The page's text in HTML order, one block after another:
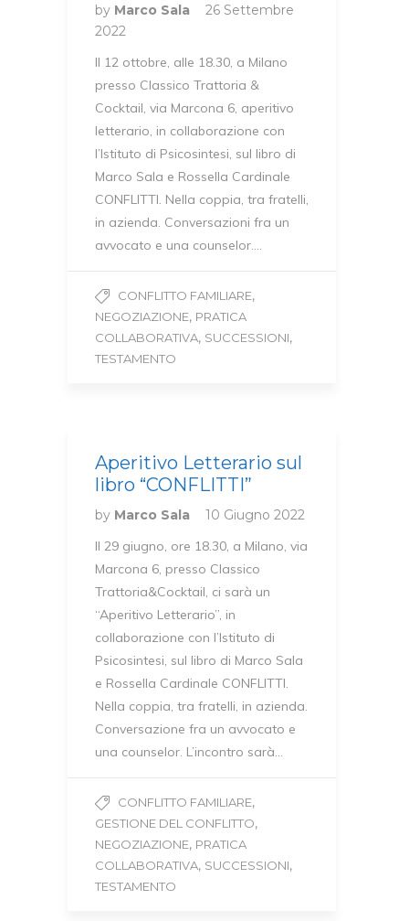
by Marco Sala
26 Settembre
2022
Il 12 ottobre, alle 18.30, a Milano
presso Classico Trattoria &
Cocktail, via Marcona 6, aperitivo
letterario, in collaborazione con
l’Istituto di Psicosintesi, sul libro di
Marco Sala e Rossella Cardinale
CONFLITTI. Nella coppia, tra fratelli,
in azienda. Conversazioni fra un
avvocato e una counselor….
CONFLITTO FAMILIARE,
NEGOZIAZIONE, PRATICA
COLLABORATIVA, SUCCESSIONI,
TESTAMENTO
Aperitivo Letterario sul
libro “CONFLITTI”
by Marco Sala
10 Giugno 2022
Il 29 giugno, ore 18.30, a Milano, via
Marcona 6, presso Classico
Trattoria&Cocktail, ci sarà un
“Aperitivo Letterario”, in
collaborazione con l’Istituto di
Psicosintesi, sul libro di Marco Sala
e Rossella Cardinale CONFLITTI.
Nella coppia, tra fratelli, in azienda.
Conversazione fra un avvocato e
una counselor. L’incontro sarà…
CONFLITTO FAMILIARE,
GESTIONE DEL CONFLITTO,
NEGOZIAZIONE, PRATICA
COLLABORATIVA, SUCCESSIONI,
TESTAMENTO